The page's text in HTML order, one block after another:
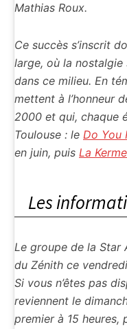
Mathias Roux.
Ce succès s’inscrit
large, où la nostalgie
dans ce milieu. En
mettent à l’honneur
2000 et qui, chaque
Toulouse : le Do You
en juin, puis La
Les
Le groupe de la Star
du Zénith ce
Si vous n’êtes pas
reviennent le
premier à 15 heures,